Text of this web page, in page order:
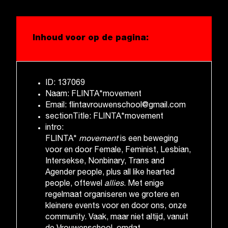
Inhoud voor op de pagina:
ID: 137069
Naam: FLINTA*movement
Email: flintavrouwenschool@gmail.com
sectionTitle: FLINTA*movement
intro:
FLINTA* movementis een beweging
voor en door Female, Feminist, Lesbian,
Intersekse, Nonbinary, Trans and
Agender people, plus all like hearted
people, oftewel allies. Met enige
regelmaat organiseren we grotere en
kleinere events voor en door ons, onze
community. Vaak, maar niet altijd, vanuit